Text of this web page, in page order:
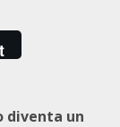
diventa un